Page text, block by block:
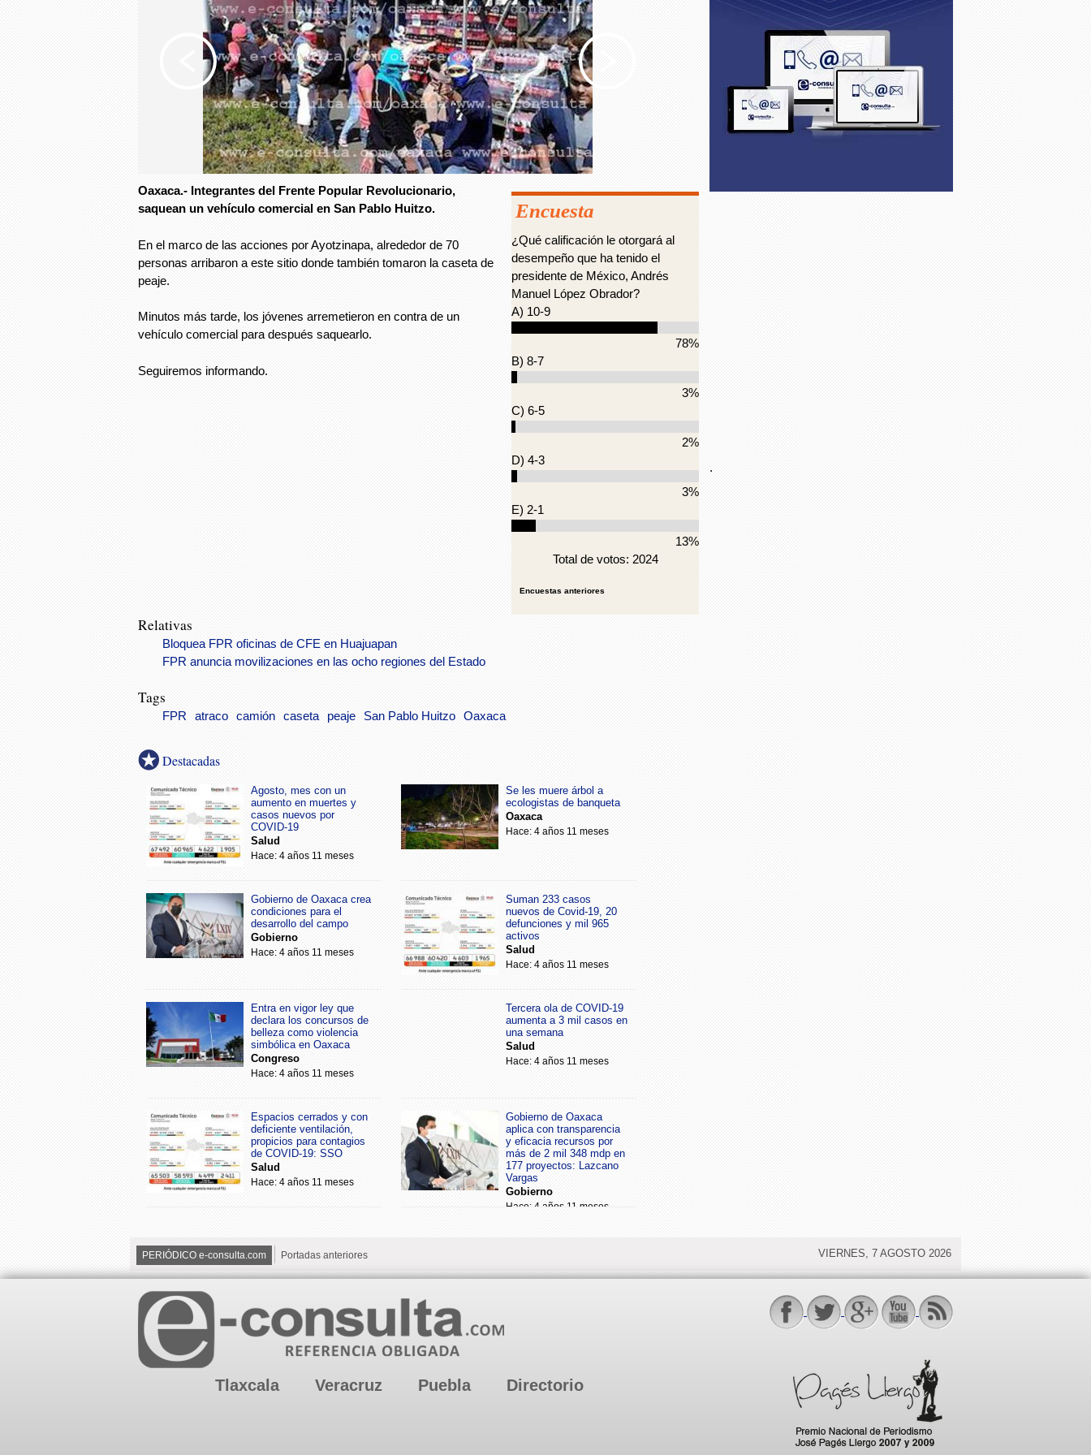
Oaxaca.- Integrantes del Frente Popular Revolucionario,
saquean un vehículo comercial en San Pablo Huitzo.
En el marco de las acciones por Ayotzinapa, alrededor de 70
personas arribaron a este sitio donde también tomaron la caseta de
peaje.
Minutos más tarde, los jóvenes arremetieron en contra de un
vehículo comercial para después saquearlo.
Seguiremos informando.
Encuesta
¿Qué calificación le otorgará al
desempeño que ha tenido el
presidente de México, Andrés
Manuel López Obrador?
A) 10-9
78%
B) 8-7
3%
C) 6-5
2%
D) 4-3
3%
E) 2-1
13%
Total de votos: 2024
Encuestas anteriores
Relativas
Bloquea FPR oficinas de CFE en Huajuapan
FPR anuncia movilizaciones en las ocho regiones del Estado
Tags
FPR atraco camión caseta peaje San Pablo Huitzo Oaxaca
Destacadas
Agosto, mes con un
aumento en muertes y
casos nuevos por
COVID-19
Salud
Hace: 4 años 11 meses
Se les muere árbol a
ecologistas de banqueta
Oaxaca
Hace: 4 años 11 meses
Gobierno de Oaxaca crea
condiciones para el
desarrollo del campo
Gobierno
Hace: 4 años 11 meses
Suman 233 casos
nuevos de Covid-19, 20
defunciones y mil 965
activos
Salud
Hace: 4 años 11 meses
Entra en vigor ley que
declara los concursos de
belleza como violencia
simbólica en Oaxaca
Congreso
Hace: 4 años 11 meses
Tercera ola de COVID-19
aumenta a 3 mil casos en
una semana
Salud
Hace: 4 años 11 meses
Espacios cerrados y con
deficiente ventilación,
propicios para contagios
de COVID-19: SSO
Salud
Hace: 4 años 11 meses
Gobierno de Oaxaca
aplica con transparencia
y eficacia recursos por
más de 2 mil 348 mdp en
177 proyectos: Lazcano
Vargas
Gobierno
Hace: 4 años 11 meses
.
PERIÓDICO e-consulta.com Portadas anteriores VIERNES, 7 AGOSTO 2026
Tlaxcala Veracruz Puebla Directorio